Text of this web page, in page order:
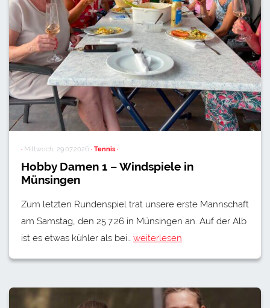
· Mittwoch, 29.07.2026 · Tennis ·
Hobby Damen 1 – Windspiele in
Münsingen
Zum letzten Rundenspiel trat unsere erste Mannschaft
am Samstag, den 25.7.26 in Münsingen an. Auf der Alb
ist es etwas kühler als bei… weiterlesen